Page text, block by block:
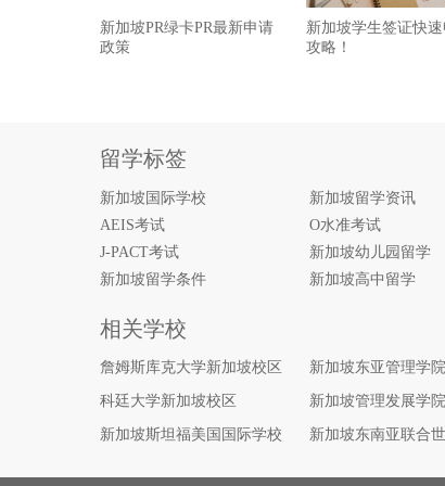
新加坡PR绿卡PR最新申请
政策
新加坡学生签证快
攻略！
留学标签
新加坡国际学校 新加坡留学资讯
AEIS考试
O水准考试
J-PACT考试
新加坡幼儿园留学
新加坡留学条件
新加坡高中留学
相关学校
詹姆斯库克大学新加坡校区 新加坡东亚管理学院
科廷大学新加坡校区 新加坡管理发展学院
新加坡斯坦福美国国际学校 新加坡东南亚联合